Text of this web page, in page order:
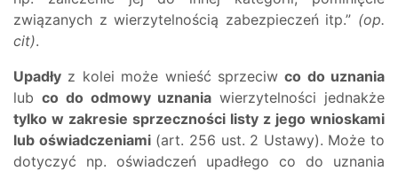
związanych z wierzytelnością zabezpieczeń itp.” (op.
cit).
Upadły z kolei może wnieść sprzeciwco do uznania
lub co do odmowy uznania wierzytelności jednakże
tylko w zakresie sprzeczności listy z jego wnioskami
lub oświadczeniami(art. 256 ust. 2 Ustawy). Może to
dotyczyć np. oświadczeń upadłego co do uznania